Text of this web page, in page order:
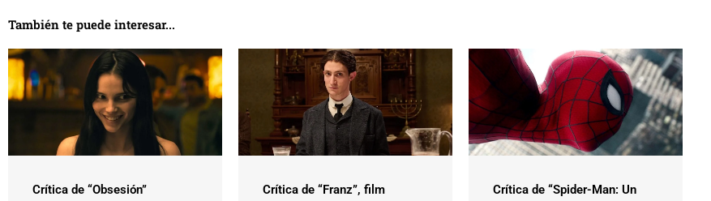
También te puede interesar...
Crítica de “Obsesión”
Crítica de “Franz”, film
Crítica de “Spider-Man: Un